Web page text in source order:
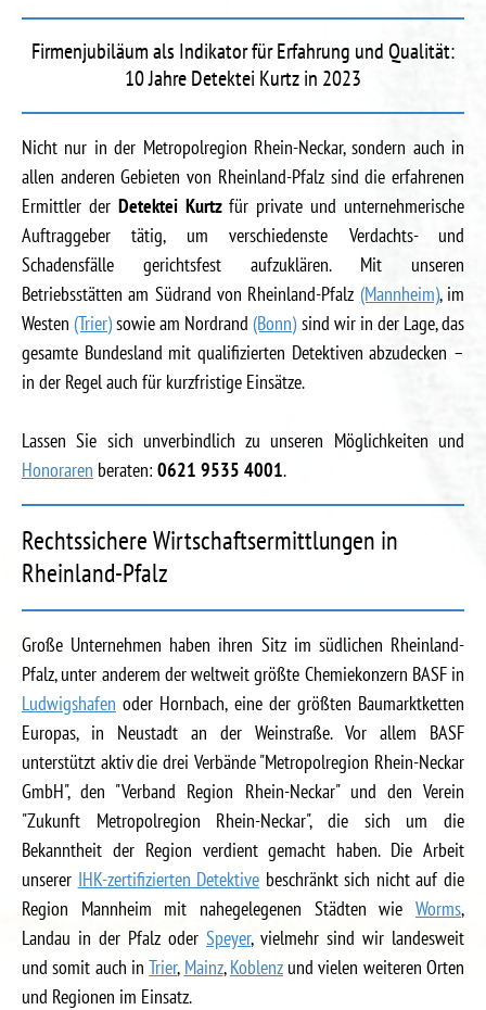
Firmenjubiläum als Indikator für Erfahrung und Qualität:
10 Jahre Detektei Kurtz in 2023
Nicht nur in der Metropolregion Rhein-Neckar, sondern auch in
allen anderen Gebieten von Rheinland-Pfalz sind die erfahrenen
Ermittler der Detektei Kurtzfür private und unternehmerische
Auftraggeber tätig, um verschiedenste Verdachts- und
Schadensfälle gerichtsfest aufzuklären. Mit unseren
Betriebsstätten am Südrand von Rheinland-Pfalz (Mannheim), im
Westen(Trier)sowie am Nordrand(Bonn)sind wir in der Lage, das
gesamte Bundesland mit qualifizierten Detektiven abzudecken –
in der Regel auch für kurzfristige Einsätze.
Lassen Sie sich unverbindlich zu unseren Möglichkeiten und
Honoraren beraten: 0621 9535 4001.
Rechtssichere Wirtschaftsermittlungen in
Rheinland-Pfalz
Große Unternehmen haben ihren Sitz im südlichen Rheinland-
Pfalz, unter anderem der weltweit größte Chemiekonzern BASF in
Ludwigshafen oder Hornbach, eine der größten Baumarktketten
Europas, in Neustadt an der Weinstraße. Vor allem BASF
unterstützt aktiv die drei Verbände "Metropolregion Rhein-Neckar
GmbH", den "Verband Region Rhein-Neckar" und den Verein
"Zukunft Metropolregion Rhein-Neckar", die sich um die
Bekanntheit der Region verdient gemacht haben. Die Arbeit
unserer IHK-zertifizierten Detektive beschränkt sich nicht auf die
Region Mannheim mit nahegelegenen Städten wie Worms,
Landau in der Pfalz oder Speyer, vielmehr sind wir landesweit
und somit auch inTrier, Mainz,Koblenzund vielen weiteren Orten
und Regionen im Einsatz.